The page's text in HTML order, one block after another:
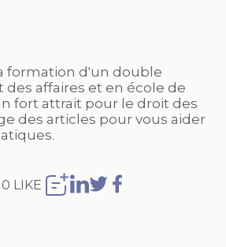
formation d'un double
affaires et en école de
fort attrait pour le droit des
des articles pour vous aider
0 LIKE